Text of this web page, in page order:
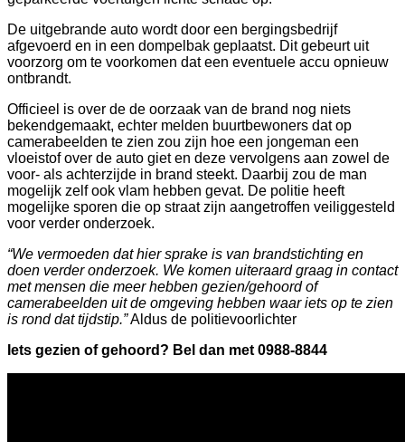
De uitgebrande auto wordt door een bergingsbedrijf
afgevoerd en in een dompelbak geplaatst. Dit gebeurt uit
voorzorg om te voorkomen dat een eventuele accu opnieuw
ontbrandt.
Officieel is over de de oorzaak van de brand nog niets
bekendgemaakt, echter melden buurtbewoners dat op
camerabeelden te zien zou zijn hoe een jongeman een
vloeistof over de auto giet en deze vervolgens aan zowel de
voor- als achterzijde in brand steekt. Daarbij zou de man
mogelijk zelf ook vlam hebben gevat. De politie heeft
mogelijke sporen die op straat zijn aangetroffen veiliggesteld
voor verder onderzoek.
“We vermoeden dat hier sprake is van brandstichting en
doen verder onderzoek. We komen uiteraard graag in contact
met mensen die meer hebben gezien/gehoord of
camerabeelden uit de omgeving hebben waar iets op te zien
is rond dat tijdstip.”Aldus de politievoorlichter
Iets gezien of gehoord? Bel dan met 0988-8844